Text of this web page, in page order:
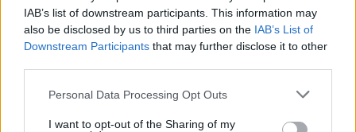
IAB’s list of downstream participants. This information may
also be disclosed by us to third parties on the IAB’s List of
Downstream Participants that may further disclose it to other
Please note that this website/app uses one or more Google
not limited to your visit or usage behaviour. You may click to
Personal Data Processing Opt Outs
I want to opt-out of the Sharing of my
Felhasználónév
Jelszó
Bejelentkezés
faiskola.hu
Kertészeti, kerti termékek és szolgáltatások térképes